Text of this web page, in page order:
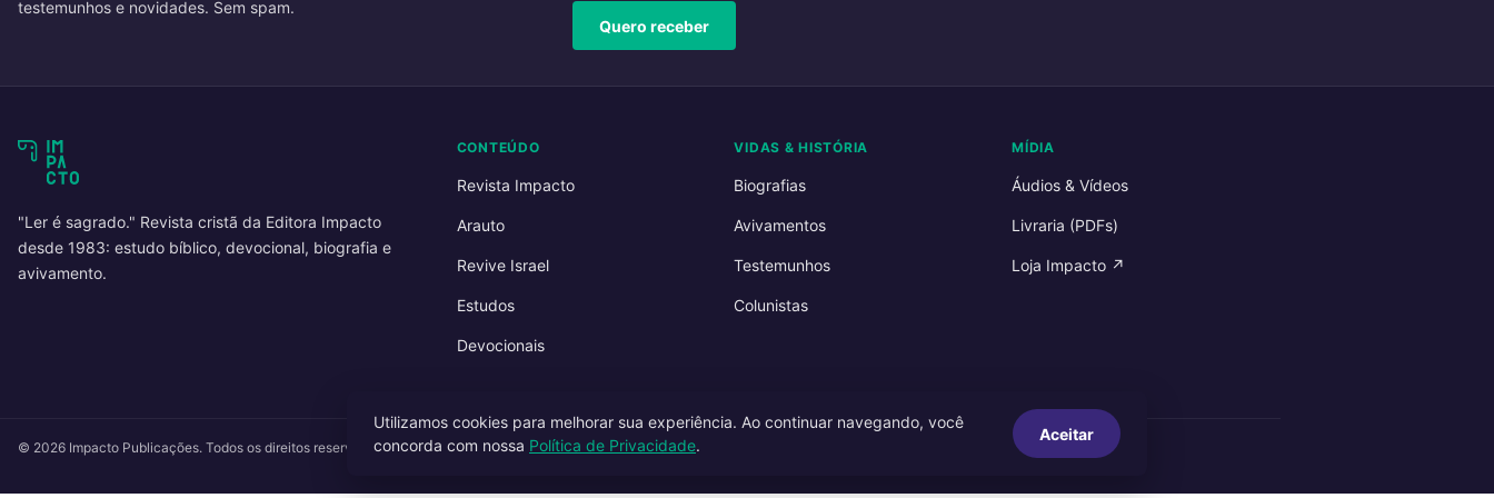
testemunhos e novidades. Sem spam.
Quero receber
"Ler é sagrado." Revista cristã da Editora Impacto
desde 1983: estudo bíblico, devocional, biografia e
avivamento.
CONTEÚDO
Revista Impacto
Arauto
Revive Israel
Estudos
Devocionais
VIDAS & HISTÓRIA
Biografias
Avivamentos
Testemunhos
Colunistas
MÍDIA
Áudios & Vídeos
Livraria (PDFs)
Loja Impacto ↗
© 2026 Impacto Publicações. Todos os direitos reservados.
Utilizamos cookies para melhorar sua experiência. Ao continuar navegando, você
concorda com nossa Política de Privacidade.
Aceitar